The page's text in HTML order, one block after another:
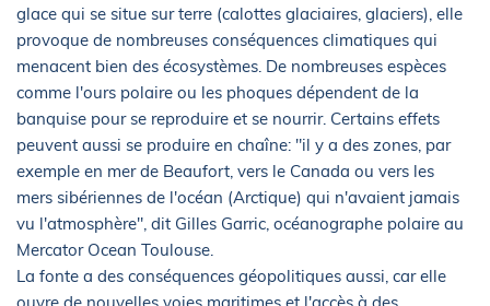
glace qui se situe sur terre (calottes glaciaires, glaciers), elle
provoque de nombreuses conséquences climatiques qui
menacent bien des écosystèmes. De nombreuses espèces
comme l'ours polaire ou les phoques dépendent de la
banquise pour se reproduire et se nourrir. Certains effets
peuvent aussi se produire en chaîne: "il y a des zones, par
exemple en mer de Beaufort, vers le Canada ou vers les
mers sibériennes de l'océan (Arctique) qui n'avaient jamais
vu l'atmosphère", dit Gilles Garric, océanographe polaire au
Mercator Ocean Toulouse.
La fonte a des conséquences géopolitiques aussi, car elle